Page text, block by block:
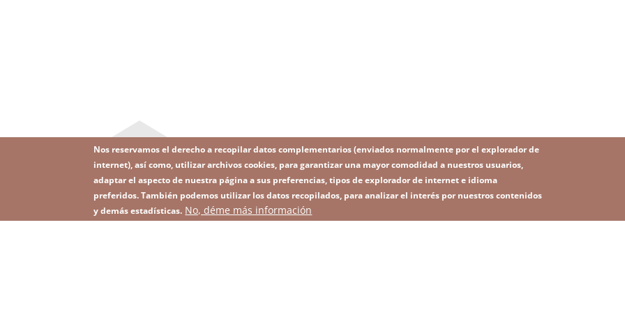
FooterSuscríbase a nuestro Newsletter
Image IMAGE
Nos reservamos el derecho a recopilar datos complementarios (enviados normalmente por el explorador de
internet), así como, utilizar archivos cookies, para garantizar una mayor comodidad a nuestros usuarios,
adaptar el aspecto de nuestra página a sus preferencias, tipos de explorador de internet e idioma
preferidos. También podemos utilizar los datos recopilados, para analizar el interés por nuestros contenidos
y demás estadísticas. No, déme más información